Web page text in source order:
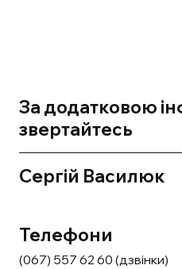
За додатковою
звертайтесь
Сергій Василюк
Телефони
(067) 557 62 60 (дзвінки)